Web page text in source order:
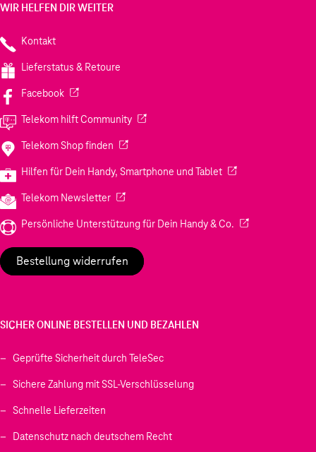
WIR HELFEN DIR WEITER
Kontakt
Lieferstatus & Retoure
Facebook(Wird in einem neuen Tab geöffnet)
Telekom hilft Community(Wird in einem neuen Tab geöffnet)
Telekom Shop finden (Wird in einem neuen Tab geöffnet)
Hilfen für Dein Handy, Smartphone und Tablet(Wird in einem
Telekom Newsletter(Wird in einem neuen Tab geöffnet)
Persönliche Unterstützung für Dein Handy & Co. (Wird in einem
Bestellung widerrufen
SICHER ONLINE BESTELLEN UND BEZAHLEN
Geprüfte Sicherheit durch TeleSec
Sichere Zahlung mit SSL-Verschlüsselung
Schnelle Lieferzeiten
Datenschutz nach deutschem Recht